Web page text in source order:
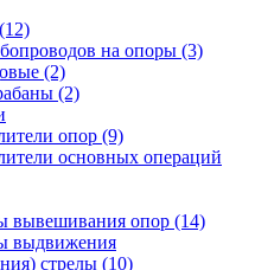
на опоры (3)
(2)
(2)
опор (9)
основных операций
вывешивания опор (14)
выдвижения
стрелы (10)